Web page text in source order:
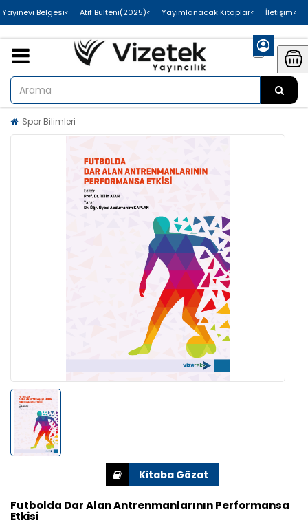
>İletişim
>Yayımlanacak Kitaplar
>Atıf Bülteni(2025)
>Uluslararası Yayınevi Belgesi
Spor Bilimleri
Futbolda Dar Alan Antrenmanlarının Performansa
Etkisi